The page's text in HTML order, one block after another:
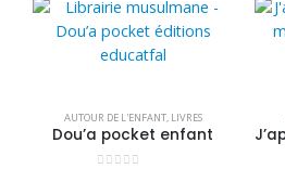
AUTOUR DE L'ENFANT, LIVRES
Dou’a pocket enfant